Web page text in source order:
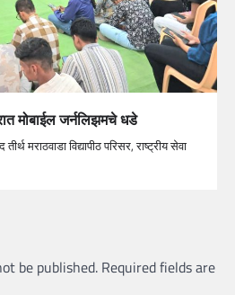
मोबाईल जर्नलिझमचे धडे
मराठवाडा विद्यापीठ परिसर, राष्ट्रीय सेवा
be published. Required fields are